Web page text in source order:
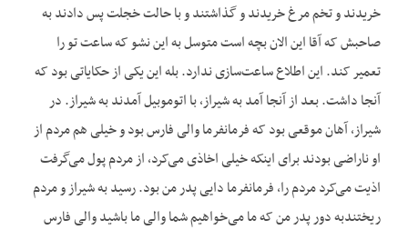
خریدند و تخم مرغ خریدند و گذاشتند و با حالت خجلت پس دادند به
صاحبش که آقا این الان بچه است متوسل به این نشو که ساعت تو را
تعمیر کند. این اطلاع ساعت‌سازی ندارد. بله این یکی از حکایاتی بود که
آنجا داشت. بعد از آنجا آمد به شیراز، با اتوموبیل آمدند به شیراز. در
شیراز، آهان موقعی بود که فرمانفرما والی فارس بود و خیلی هم مردم از
او ناراضی بودند برای اینکه خیلی اخاذی می‌‌‌کرد، از مردم پول می‌‌‌گرفت
اذیت می‌‌‌کرد مردم را، فرمانفرما دایی پدر من بود. رسید به شیراز و مردم
ریختندبه دور پدر من که ما می‌‌‌خواهیم شما والی ما باشید والی فارس